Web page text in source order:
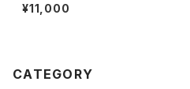
¥11,000
CATEGORY